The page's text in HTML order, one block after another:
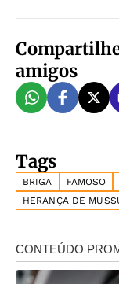
amigos
Tags
BRIGA FAMOSO
HERANÇA DE